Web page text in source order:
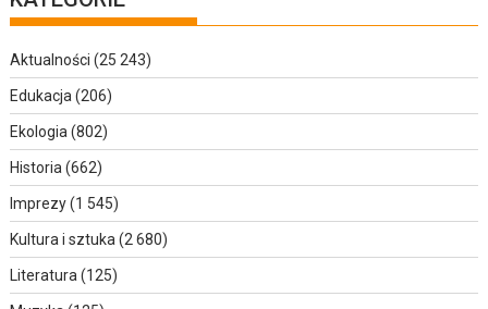
Aktualności (25 243)
Edukacja(206)
Ekologia(802)
Historia(662)
Imprezy(1 545)
Kultura i sztuka(2 680)
Literatura(125)